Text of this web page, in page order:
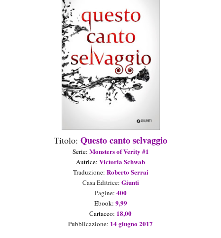
Titolo: Questo canto selvaggio
Serie: Monsters of Verity #1
Autrice: Victoria Schwab
Traduzione: Roberto Serrai
Casa Editrice: Giunti
Pagine: 400
Ebook: 9,99
Cartaceo: 18,00
Pubblicazione: 14 giugno 2017